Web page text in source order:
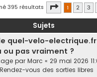
395 résultats Page 1sur16
1 2 3
Sujets
quel-velo-
ou pas vraiment ?
par Marc « 29 mai 2026
Rendez-vous des sorties libres